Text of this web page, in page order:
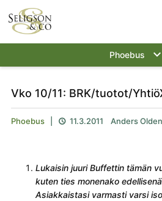
Phoebus keyboard_arrow_down
Vko 10/11: BRK/tuotot/
Phoebus 11.3.2011 Anders
Lukaisin juuri Buffettin tämän
kuten ties monenako
Asiakkaistasi varmasti varsi